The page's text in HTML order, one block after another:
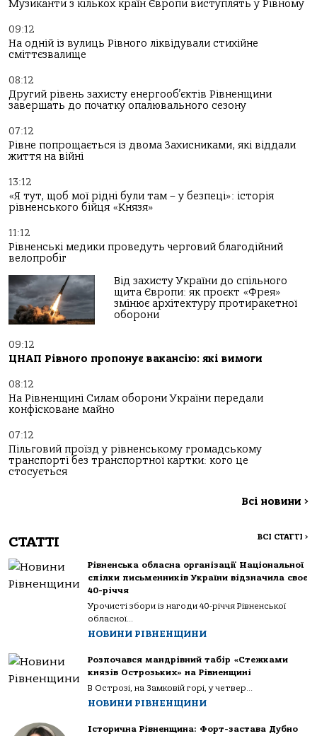
Музиканти з кількох країн Європи виступлять у Рівному
09:12
На одній із вулиць Рівного ліквідували стихійне
сміттєзвалище
08:12
Другий рівень захисту енергооб’єктів Рівненщини
завершать до початку опалювального сезону
07:12
Рівне попрощається із двома Захисниками, які віддали
життя на війні
13:12
«Я тут, щоб мої рідні були там – у безпеці»: історія
рівненського бійця «Князя»
11:12
Рівненські медики проведуть черговий благодійний
велопробіг
Від захисту України до спільного
щита Європи: як проєкт «Фрея»
змінює архітектуру протиракетної
оборони
09:12
ЦНАП Рівного пропонує вакансію: які вимоги
08:12
На Рівненщині Силам оборони України передали
конфісковане майно
07:12
Пільговий проїзд у рівненському громадському
транспорті без транспортної картки: кого це
стосується
Всі новини >
СТАТТІ ВСІ СТАТТІ >
Рівненська обласна організації Національної
спілки письменників України відзначила своє
40-річчя
Урочисті збори із нагоди 40-річчя Рівненської
обласної...
НОВИНИ РІВНЕНЩИНИ
Розпочався мандрівний табір «Стежками
князів Острозьких» на Рівненщині
В Острозі, на Замковій горі, у четвер...
НОВИНИ РІВНЕНЩИНИ
Історична Рівненщина: Форт-застава Дубно